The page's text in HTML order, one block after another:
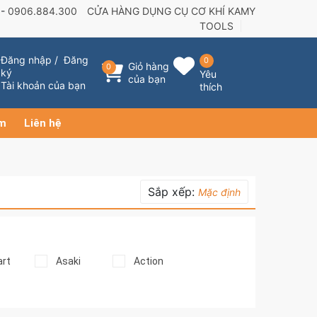
0906.884.300
CỬA HÀNG DỤNG CỤ CƠ KHÍ KAMY
TOOLS
Đăng nhập /Đăng
ký
Tài khoản của bạn
0
Giỏ hàng
của bạn
0
Yêu
thích
Liên hệ
Sắp xếp: Mặc định
Asaki Action